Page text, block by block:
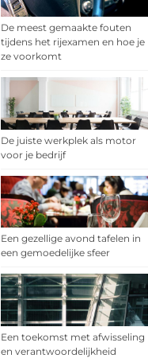
De meest gemaakte fouten
tijdens het rijexamen en hoe je
ze voorkomt
De juiste werkplek als motor
voor je bedrijf
Een gezellige avond tafelen in
een gemoedelijke sfeer
Een toekomst met afwisseling
en verantwoordelijkheid